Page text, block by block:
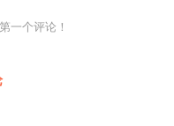
一个评论！